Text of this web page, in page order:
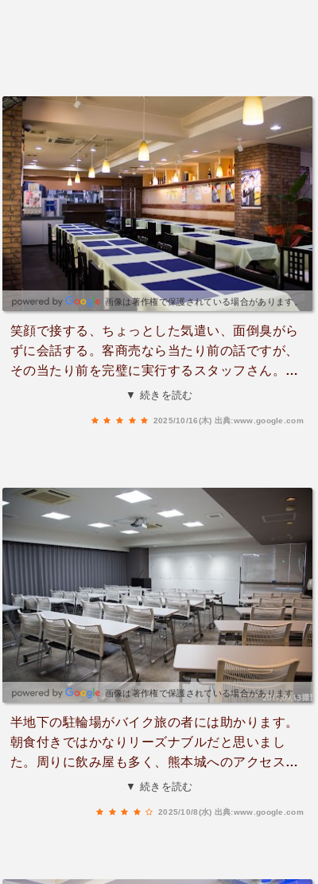
画像は著作権で保護されている場合があります。
笑顔で接する、ちょっとした気遣い、面倒臭がら
ずに会話する。客商売なら当たり前の話ですが、
その当たり前を完璧に実行するスタッフさん。私
のソロ釣り旅に彩りを与えてくれました。本当に
▼ 続きを読む
2025/10/16(木) 出典:www.google.com
画像は著作権で保護されている場合があります。
半地下の駐輪場がバイク旅の者には助かります。
朝食付きではかなりリーズナブルだと思いまし
た。周りに飲み屋も多く、熊本城へのアクセスも
路面電車に乗ったり、楽しい感じで良い宿だと思
▼ 続きを読む
2025/10/8(水) 出典:www.google.com